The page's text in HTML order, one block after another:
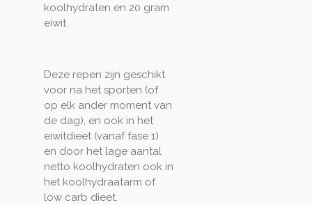
koolhydraten en 20 gram
eiwit.
Deze repen zijn geschikt
voor na het sporten (of
op elk ander moment van
de dag), en ook in het
eiwitdieet (vanaf fase 1)
en door het lage aantal
netto koolhydraten ook in
het koolhydraatarm of
low carb dieet.